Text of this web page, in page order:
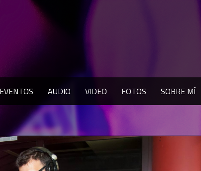
EVENTOS AUDIO VIDEO FOTOS SOBRE MÍ